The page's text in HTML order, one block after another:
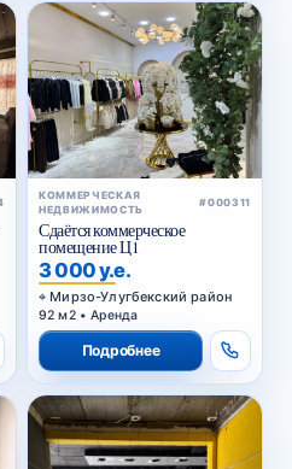
КОММЕРЧЕСКАЯ
НЕДВИЖИМОСТЬ
#000311
Сдаётся коммерческое
помещение Ц1
3 000 у.е.
Мирзо-Улугбекский район
92 м2 • Аренда
Подробнее